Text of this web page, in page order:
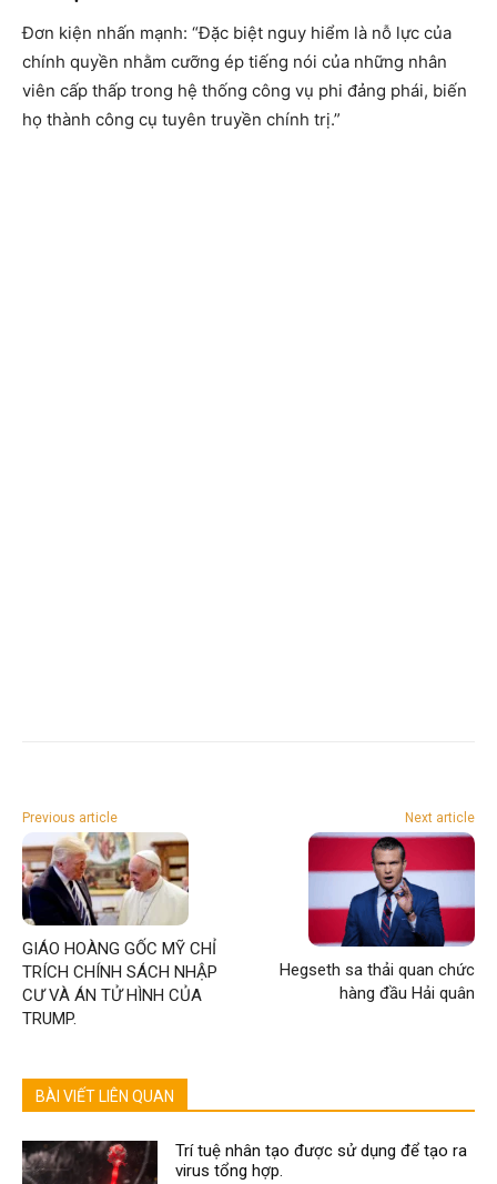
Đơn kiện nhấn mạnh: “Đặc biệt nguy hiểm là nỗ lực của
chính quyền nhằm cưỡng ép tiếng nói của những nhân
viên cấp thấp trong hệ thống công vụ phi đảng phái, biến
họ thành công cụ tuyên truyền chính trị.”
Previous article
GIÁO HOÀNG GỐC MỸ CHỈ
TRÍCH CHÍNH SÁCH NHẬP
CƯ VÀ ÁN TỬ HÌNH CỦA
TRUMP.
Next article
Hegseth sa thải quan chức
hàng đầu Hải quân
BÀI VIẾT LIÊN QUAN
Trí tuệ nhân tạo được sử dụng để tạo ra
virus tổng hợp.